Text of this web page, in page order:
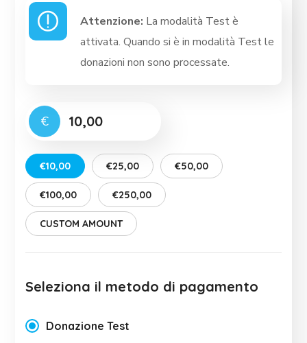
Attenzione: La modalità Test è
attivata. Quando si è in modalità Test le
donazioni non sono processate.
€
€10,00 €25,00 €50,00
€100,00 €250,00
CUSTOM AMOUNT
Seleziona il metodo di pagamento
Donazione Test